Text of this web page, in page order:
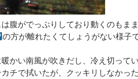
腹がでっぷりしており動くのもま
の方が離れたくてしょうがない様子で
かい南風が吹きだし、冷え切って
チで拭いたが、クッキリしなかっ